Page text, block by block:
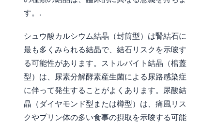
す。.
シュウ酸カルシウム結晶（封筒型）は腎結石に
最も多くみられる結晶で、結石リスクを示唆す
る可能性があります。ストルバイト結晶（棺蓋
型）は、尿素分解酵素産生菌による尿路感染症
に伴って発生することがよくあります。尿酸結
晶（ダイヤモンド型または樽型）は、痛風リス
クやプリン体の多い食事の摂取を示唆する可能